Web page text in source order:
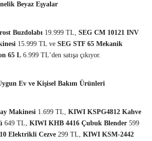
Beyaz Eşyalar
Buzdolabı 19.999 TL, SEG CM 10121 INV
15.999 TL ve SEG STF 65 Mekanik
65 L 6.999 TL’den satışa çıkıyor.
Ev ve Kişisel Bakım Ürünleri
Makinesi 1.699 TL, KIWI KSPG4812 Kahve
649 TL, KIWI KHB 4416 Çubuk Blender 599
Elektrikli Cezve 299 TL, KIWI KSM-2442